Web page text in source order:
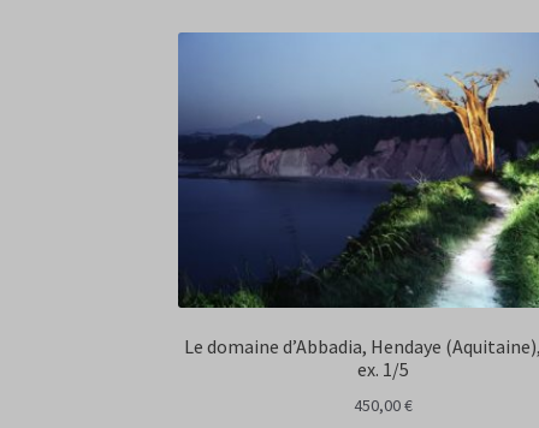
Le domaine d’Abbadia, Hendaye
ex. 1/5
450,00€